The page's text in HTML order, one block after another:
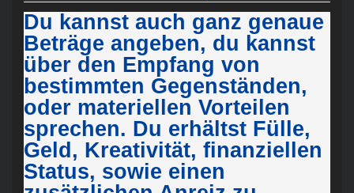
Du kannst auch ganz genaue
Beträge angeben, du kannst
über den Empfang von
bestimmten Gegenständen,
oder materiellen Vorteilen
sprechen. Du erhältst Fülle,
Geld, Kreativität, finanziellen
Status, sowie einen